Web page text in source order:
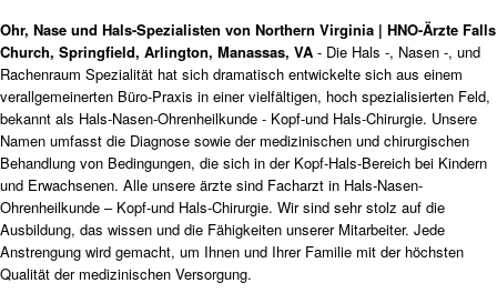
Ohr, Nase und Hals-Spezialisten von Northern Virginia | HNO-Ärzte Falls
Church, Springfield, Arlington, Manassas, VA - Die Hals -, Nasen -, und
Rachenraum Spezialität hat sich dramatisch entwickelte sich aus einem
verallgemeinerten Büro-Praxis in einer vielfältigen, hoch spezialisierten Feld,
bekannt als Hals-Nasen-Ohrenheilkunde - Kopf-und Hals-Chirurgie. Unsere
Namen umfasst die Diagnose sowie der medizinischen und chirurgischen
Behandlung von Bedingungen, die sich in der Kopf-Hals-Bereich bei Kindern
und Erwachsenen. Alle unsere ärzte sind Facharzt in Hals-Nasen-
Ohrenheilkunde – Kopf-und Hals-Chirurgie. Wir sind sehr stolz auf die
Ausbildung, das wissen und die Fähigkeiten unserer Mitarbeiter. Jede
Anstrengung wird gemacht, um Ihnen und Ihrer Familie mit der höchsten
Qualität der medizinischen Versorgung.